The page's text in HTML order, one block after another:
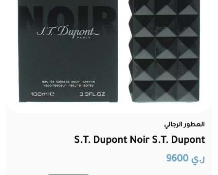
العطور الرجالي
S.T. Dupont Noir S.T. Dupont
ر.ي 9600